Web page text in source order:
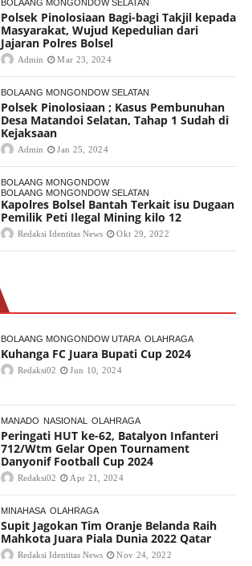
BOLAANG MONGONDOW SELATAN
Polsek Pinolosiaan Bagi-bagi Takjil kepada
Masyarakat, Wujud Kepedulian dari
Jajaran Polres Bolsel
Admin Mar 23, 2024
BOLAANG MONGONDOW SELATAN
Polsek Pinolosiaan ; Kasus Pembunuhan
Desa Matandoi Selatan, Tahap 1 Sudah di
Kejaksaan
Admin Jan 25, 2024
BOLAANG MONGONDOW
BOLAANG MONGONDOW SELATAN
Kapolres Bolsel Bantah Terkait isu Dugaan
Pemilik Peti Ilegal Mining kilo 12
Redaksi Identitas News Okt 29, 2022
BOLAANG MONGONDOW UTARA OLAHRAGA
Kuhanga FC Juara Bupati Cup 2024
Redaksi02 Jun 10, 2024
MANADO NASIONAL OLAHRAGA
Peringati HUT ke-62, Batalyon Infanteri
712/Wtm Gelar Open Tournament
Danyonif Football Cup 2024
Redaksi02 Apr 21, 2024
MINAHASA OLAHRAGA
Supit Jagokan Tim Oranje Belanda Raih
Mahkota Juara Piala Dunia 2022 Qatar
Redaksi Identitas News Nov 24, 2022